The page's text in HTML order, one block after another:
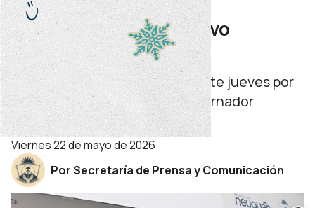
Emilio Molina es el nuevo
presidente del EPAS
La designación se formalizó este jueves por
un decreto firmado por el gobernador
Figueroa.
viernes 22 de mayo de 2026
Por Secretaría de Prensa y Comunicación